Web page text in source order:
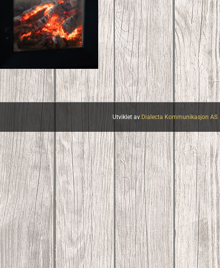
Utviklet av Dialecta Kommunikasjon AS